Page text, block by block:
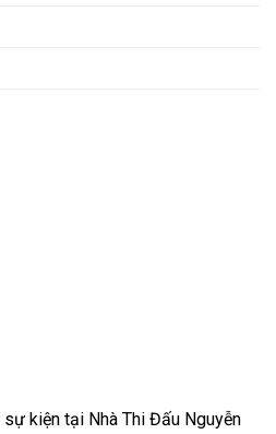
kiện tại Nhà Thi Đấu Nguyễn